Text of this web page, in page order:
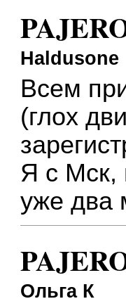
Haldusone
Всем
(глох
Я с Мск,
уже два
Ольга К